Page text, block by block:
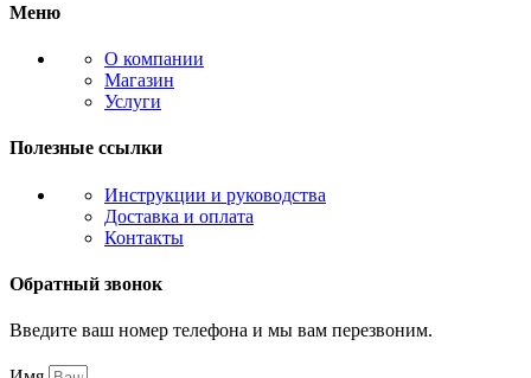
Меню
О компании
Магазин
Услуги
Полезные ссылки
Инструкции и руководства
Доставка и оплата
Контакты
Обратный звонок
Введите ваш номер телефона и мы вам перезвоним.